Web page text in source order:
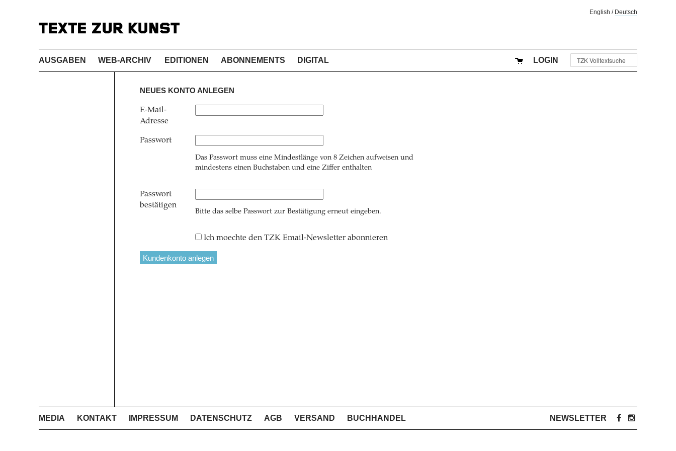
English / Deutsch
AUSGABEN WEB-ARCHIV EDITIONEN ABONNEMENTS DIGITAL LOGIN
NEUES KONTO ANLEGEN
E-Mail-
Adresse
Passwort
Das Passwort muss eine Mindestlänge von 8 Zeichen aufweisen und
mindestens einen Buchstaben und eine Ziffer enthalten
Passwort
bestätigen
Bitte das selbe Passwort zur Bestätigung erneut eingeben.
Ich moechte den TZK Email-Newsletter abonnieren
MEDIA KONTAKT IMPRESSUM DATENSCHUTZ AGB VERSAND BUCHHANDEL NEWSLETTER